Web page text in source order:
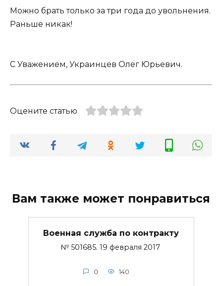
Можно брать только за три года до увольнения.
Раньше никак!
C Уважением, Украинцев Олег Юрьевич.
Оцените статью
Вам также может понравиться
Военная служба по контракту
№ 501685. 19 февраля 2017
0 140